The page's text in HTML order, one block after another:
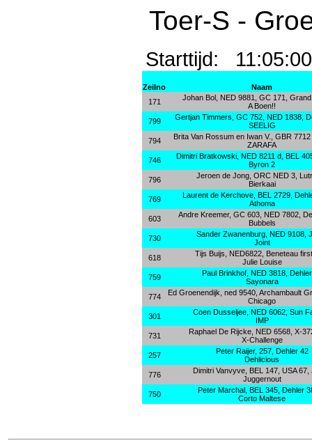
Toer-S -
Starttijd:
Zeilno
Naam
171
Johan Bol, NED 9881, GC 171, Grand
A Boen!!
799
Gertjan Timmers, GC 752, NED 1838,
SEELIG
794
Brita Van Rossum en Iwan V., GBR
ZARAFA
746
Dimitri Bratkowski, NED 8211 d, BEL
Byron 2
796
Jeroen de Jong, ORC NED 3,
Bierkaai
769
Laurent de Kerchove, BEL 2729,
Athoma
603
Andre Kreemer, GC 603, NED 7802,
Bubbels
730
Sander Zwanenburg, NED 9108,
Joint
618
Tijs Buijs, NED6822, Beneteau
Julie Louise
759
Paul Brinkhof, NED 3818,
Sayonara
774
Ed Groenendijk, ned 9540, Archambault
Chicago
301
Coen Dusseljee, NED 6062, Sun
IMP
731
Raphael De Rijcke, NED 6568, X-
X-Challenge
257
Peter Raijer, 257, Dehler 42
Dehlicious
776
Dimitri Vanvyve, BEL 147, USA 67,
Juggernout
750
Peter Marchal, BEL 345, Dehler
Corto Maltese